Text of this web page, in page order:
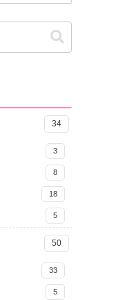
34
3
8
18
5
50
33
5